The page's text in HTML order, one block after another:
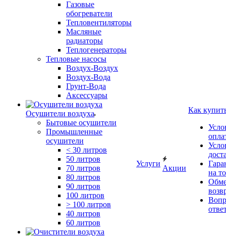
Газовые
обогреватели
Тепловентиляторы
Масляные
радиаторы
Теплогенераторы
Тепловые насосы
Воздух-Воздух
Воздух-Вода
Грунт-Вода
Аксессуары
Осушители воздуха
Бытовые осушители
Промышленные
осушители
< 30 литров
50 литров
70 литров
80 литров
90 литров
100 литров
> 100 литров
40 литров
60 литров
Услуги
Акции
Как
на